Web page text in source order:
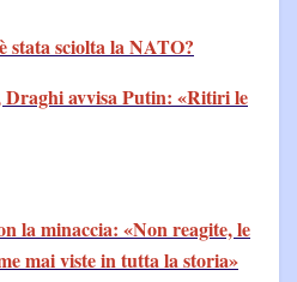
stata sciolta la NATO?
avvisa Putin: «Ritiri le
la minaccia: «Non reagite, le
mai viste in tutta la storia»